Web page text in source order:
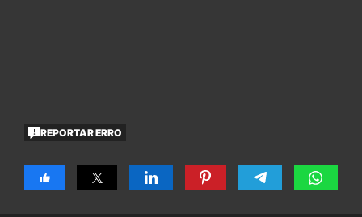
REPORTAR ERRO